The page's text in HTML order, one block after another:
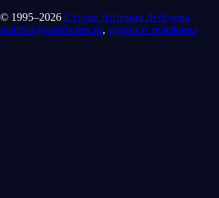
© 1995–2026 Студия Артемия Лебедева
mailbox@artlebedev.ru, адреса и телефоны